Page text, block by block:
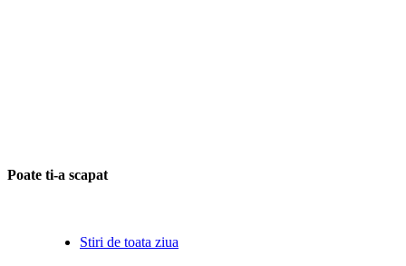
Poate ti-a scapat
Stiri de toata ziua